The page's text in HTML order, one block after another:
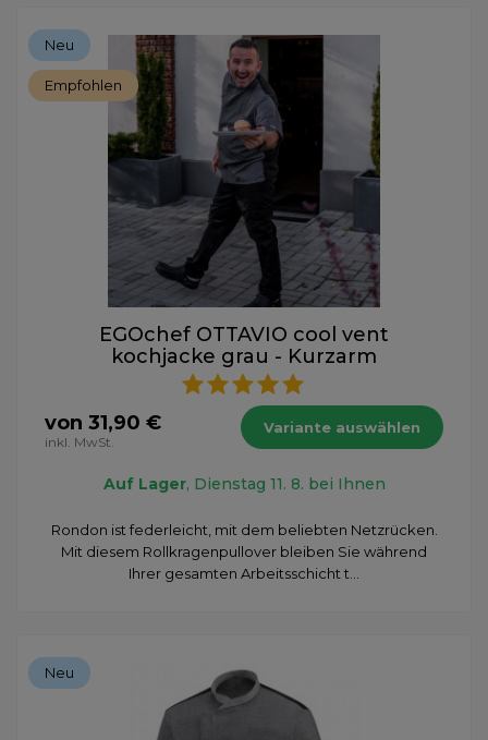
Neu
Empfohlen
EGOchef OTTAVIO cool vent
kochjacke grau - Kurzarm
von 31,90 €
inkl. MwSt.
Variante auswählen
Auf Lager, Dienstag 11. 8. bei Ihnen
Rondon ist federleicht, mit dem beliebten Netzrücken.
Mit diesem Rollkragenpullover bleiben Sie während
Ihrer gesamten Arbeitsschicht t...
Neu